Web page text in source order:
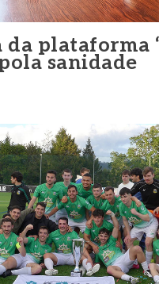
da plataforma
sanidade